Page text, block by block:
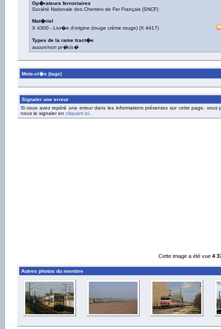
Op�rateurs ferroviaires
Société Nationale des Chemins de Fer Français (SNCF)
Mat�riel
X 4300 - Livr�e d'origine (rouge crème rouge) (X 4417)
Types de la rame tract�e
aucun/non pr�cis�
Mots-cl�s (tags)
Signaler une erreur
Si vous avez repéré une erreur dans les informations présentes sur cette page, vous
nous le signaler en cliquant ici.
Cette image a été vue 4
Autres photos du membre